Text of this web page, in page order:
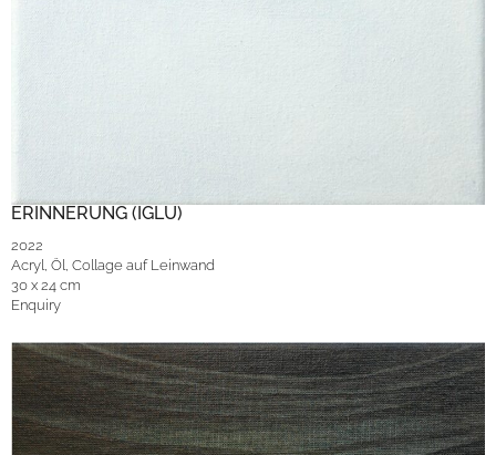
ERINNERUNG (IGLU)
2022
Acryl, Öl, Collage auf Leinwand
30 x 24 cm
Enquiry